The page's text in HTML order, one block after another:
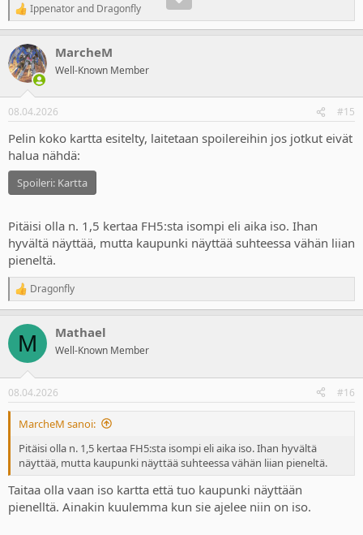
R
e
c
t
i
s
Ippenatorand Dragonfly
MarcheM
Well-Known Member
08.04.2026 #15
Pelin koko kartta esitelty, laitetaan spoilereihin jos jotkut eivät
halua nähdä:
Spoileri: Kartta
Pitäisi olla n. 1,5 kertaa FH5:sta isompi eli aika iso. Ihan
hyvältä näyttää, mutta kaupunki näyttää suhteessa vähän liian
pieneltä.
R
e
c
i
s
:
Dragonfly
M Mathael
Well-Known Member
08.04.2026 #16
MarcheM sanoi:
Pitäisi olla n. 1,5 kertaa FH5:sta isompi eli aika iso. Ihan hyvältä
näyttää, mutta kaupunki näyttää suhteessa vähän liian pieneltä.
Taitaa olla vaan iso kartta että tuo kaupunki näyttään
pienelltä. Ainakin kuulemma kun sie ajelee niin on iso.